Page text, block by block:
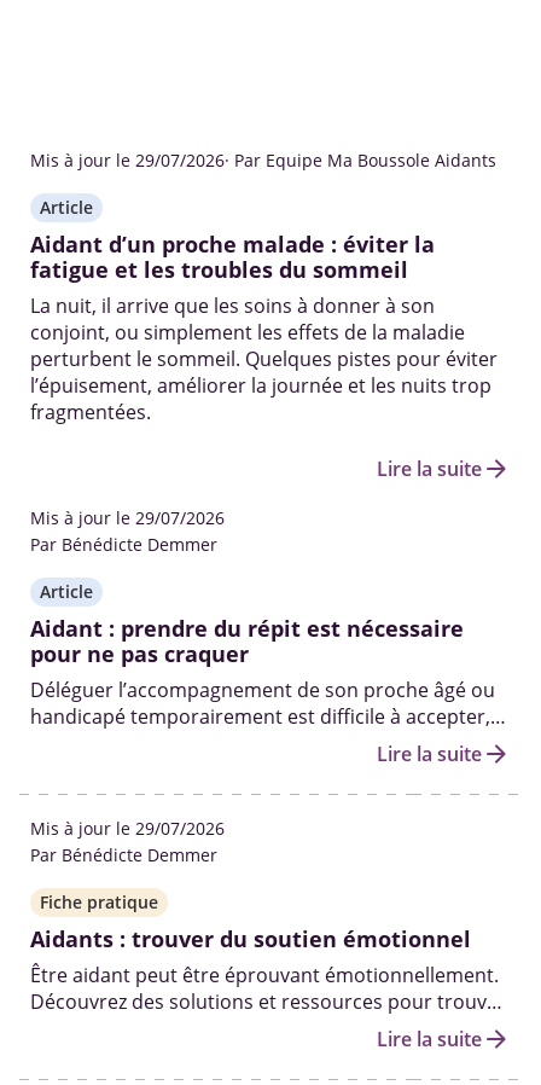
Mis à jour le 29/07/2026· Par Equipe Ma Boussole Aidants
Article
Aidant d’un proche malade : éviter la
fatigue et les troubles du sommeil
La nuit, il arrive que les soins à donner à son
conjoint, ou simplement les effets de la maladie
perturbent le sommeil. Quelques pistes pour éviter
l’épuisement, améliorer la journée et les nuits trop
fragmentées.
Lire la suitearrow_forward
Mis à jour le 29/07/2026
Par Bénédicte Demmer
Article
Aidant : prendre du répit est nécessaire
pour ne pas craquer
Déléguer l’accompagnement de son proche âgé ou
handicapé temporairement est difficile à accepter,
mais nécessaire pour éviter l’épuisement etLire la suitearrow_forward
Mis à jour le 29/07/2026
Par Bénédicte Demmer
Fiche pratique
Aidants : trouver du soutien émotionnel
Être aidant peut être éprouvant émotionnellement.
Découvrez des solutions et ressources pour trouver
du soutien psychologique, échanger avec d’autres
aidants et tenir le coup moralement sur la durée.
Lire la suitearrow_forward